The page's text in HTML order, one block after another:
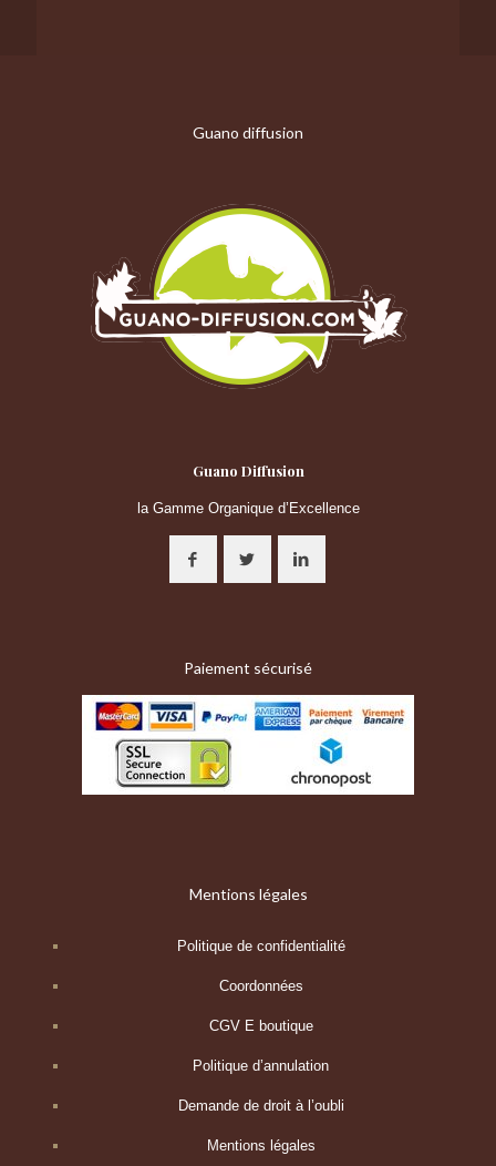
Guano diffusion
Guano Diffusion
la Gamme Organique d’Excellence
Paiement sécurisé
Mentions légales
Politique de confidentialité
Coordonnées
CGV E boutique
Politique d’annulation
Demande de droit à l’oubli
Mentions légales